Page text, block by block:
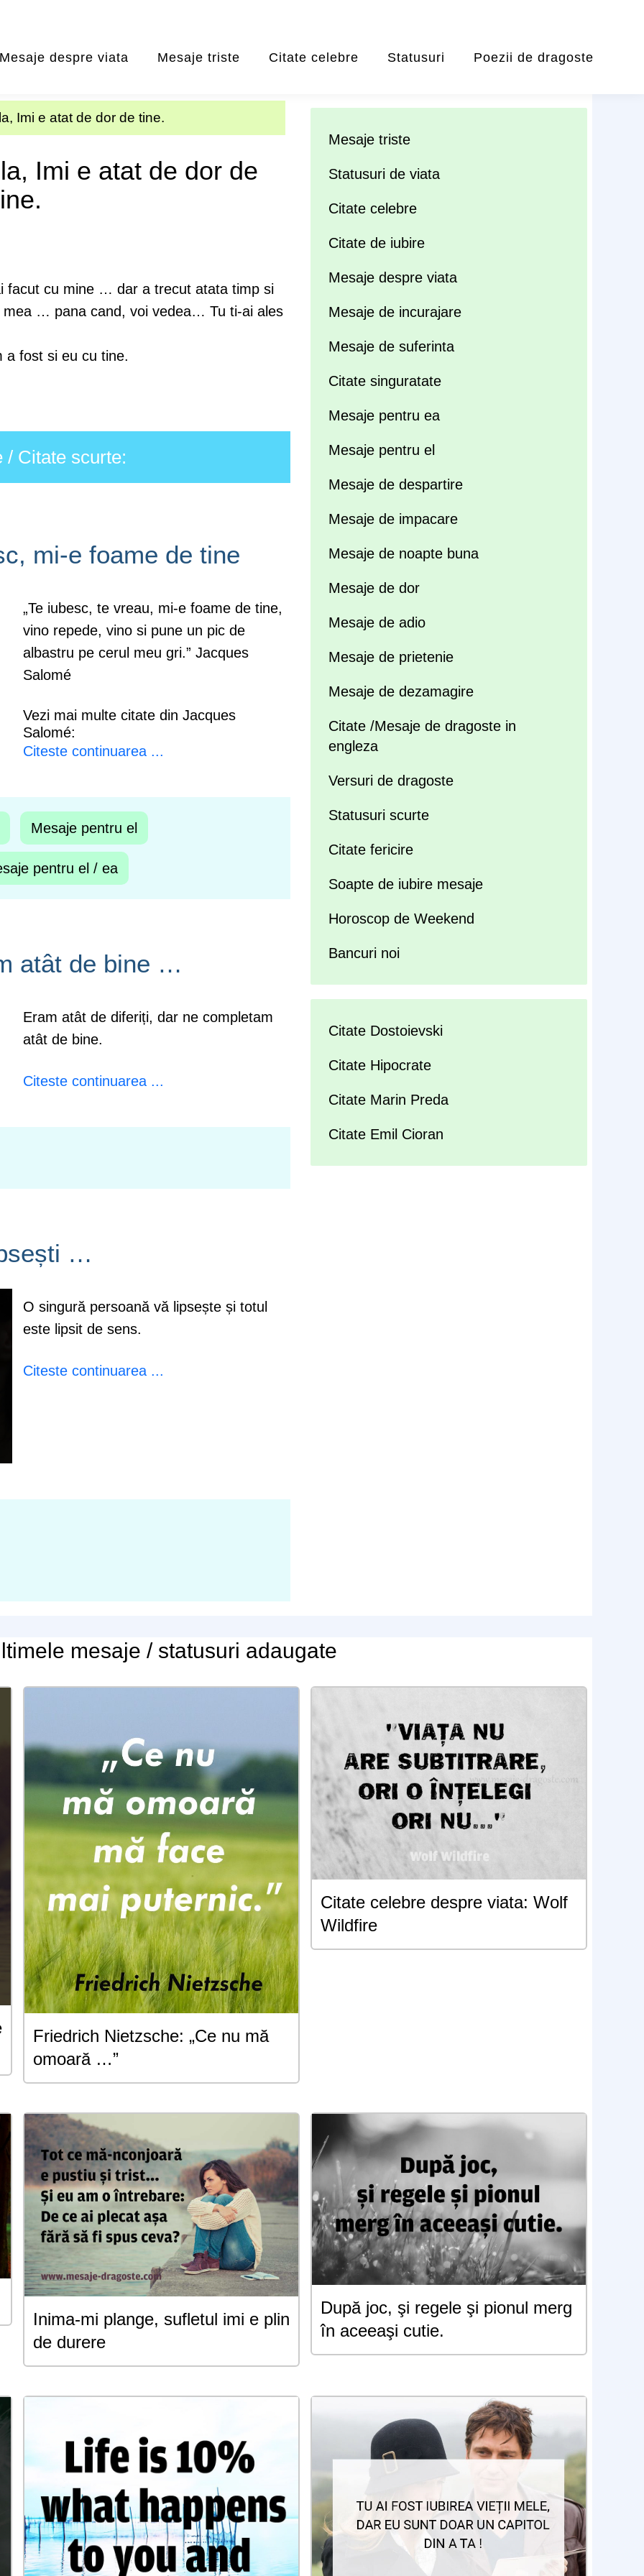
Mesaje despre viata Mesaje triste Citate celebre Statusuri Poezii de dragoste
Imi e atat de dor de tine.
Imi e atat de dor de
cu mine … dar a trecut atata timp si
… pana cand, voi vedea… Tu ti-ai ales
a fost si eu cu tine.
/ Citate scurte:
mi-e foame de tine
„Te iubesc, te vreau, mi-e foame de tine,
vino repede, vino si pune un pic de
albastru pe cerul meu gri.” Jacques
Salomé
Vezi mai multe citate din Jacques
Salomé:
Citeste continuarea ...
Mesaje pentru el
pentru el / ea
atât de bine …
Eram atât de diferiți, dar ne completam
atât de bine.
Citeste continuarea ...
…
O singură persoană vă lipsește și totul
este lipsit de sens.
Citeste continuarea ...
Mesaje triste
Statusuri de viata
Citate celebre
Citate de iubire
Mesaje despre viata
Mesaje de incurajare
Mesaje de suferinta
Citate singuratate
Mesaje pentru ea
Mesaje pentru el
Mesaje de despartire
Mesaje de impacare
Mesaje de noapte buna
Mesaje de dor
Mesaje de adio
Mesaje de prietenie
Mesaje de dezamagire
Citate /Mesaje de dragoste in
engleza
Versuri de dragoste
Statusuri scurte
Citate fericire
Soapte de iubire mesaje
Horoscop de Weekend
Bancuri noi
Citate Dostoievski
Citate Hipocrate
Citate Marin Preda
Citate Emil Cioran
mesaje / statusuri adaugate
Friedrich Nietzsche: „Ce nu mă
omoară …”
Citate celebre despre viata: Wolf
Wildfire
Inima-mi plange, sufletul imi e plin
de durere
După joc, şi regele şi pionul merg
în aceeaşi cutie.